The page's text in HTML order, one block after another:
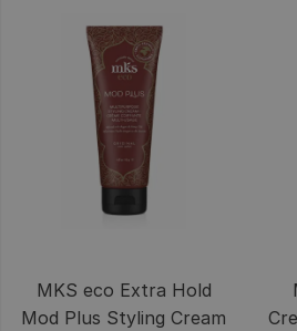
MKS eco Extra Hold
Mod Plus Styling Cream